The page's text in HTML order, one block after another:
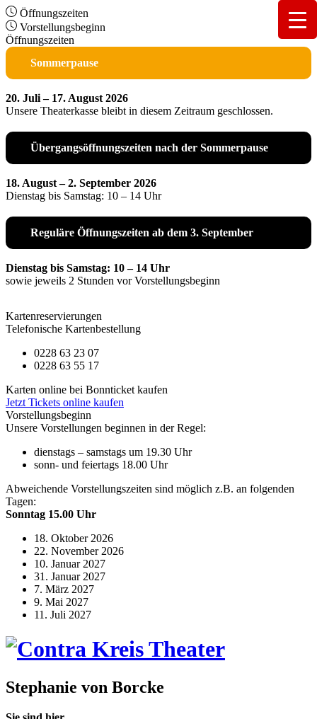
Öffnungszeiten
Vorstellungsbeginn
Öffnungszeiten
Sommerpause
20. Juli – 17. August 2026
Unsere Theaterkasse bleibt in diesem Zeitraum geschlossen.
Übergangsöffnungszeiten nach der Sommerpause
18. August – 2. September 2026
Dienstag bis Samstag: 10 – 14 Uhr
Reguläre Öffnungszeiten ab dem 3. September
Dienstag bis Samstag: 10 – 14 Uhr
sowie jeweils 2 Stunden vor Vorstellungsbeginn
Kartenreservierungen
Telefonische Kartenbestellung
0228 63 23 07
0228 63 55 17
Karten online bei Bonnticket kaufen
Jetzt Tickets online kaufen
Vorstellungsbeginn
Unsere Vorstellungen beginnen in der Regel:
dienstags – samstags um 19.30 Uhr
sonn- und feiertags 18.00 Uhr
Abweichende Vorstellungszeiten sind möglich z.B. an folgenden
Tagen:
Sonntag 15.00 Uhr
18. Oktober 2026
22. November 2026
10. Januar 2027
31. Januar 2027
7. März 2027
9. Mai 2027
11. Juli 2027
Stephanie von Borcke